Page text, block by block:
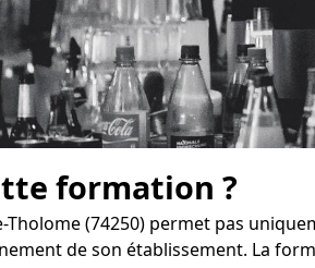
formation ?
Tholome (74250) permet pas
de son établissement. La